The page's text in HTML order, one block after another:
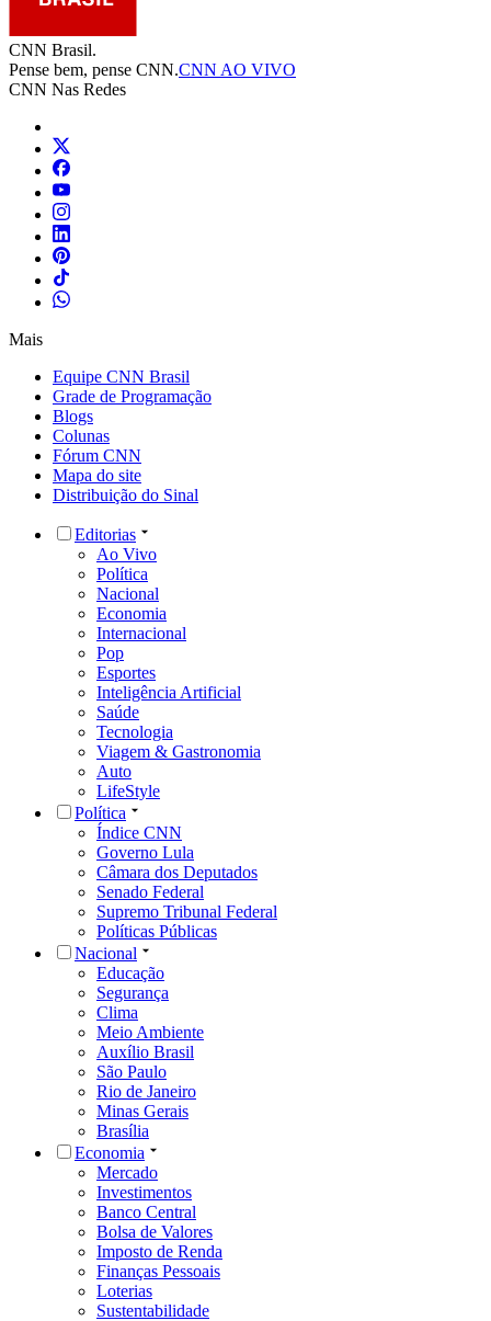
CNN Brasil.
Pense bem, pense CNN.CNN AO VIVO
CNN Nas Redes
Mais
Equipe CNN Brasil
Grade de Programação
Blogs
Colunas
Fórum CNN
Mapa do site
Distribuição do Sinal
Editorias
Ao Vivo
Política
Nacional
Economia
Internacional
Pop
Esportes
Inteligência Artificial
Saúde
Tecnologia
Viagem & Gastronomia
Auto
LifeStyle
Política
Índice CNN
Governo Lula
Câmara dos Deputados
Senado Federal
Supremo Tribunal Federal
Políticas Públicas
Nacional
Educação
Segurança
Clima
Meio Ambiente
Auxílio Brasil
São Paulo
Rio de Janeiro
Minas Gerais
Brasília
Economia
Mercado
Investimentos
Banco Central
Bolsa de Valores
Imposto de Renda
Finanças Pessoais
Loterias
Sustentabilidade